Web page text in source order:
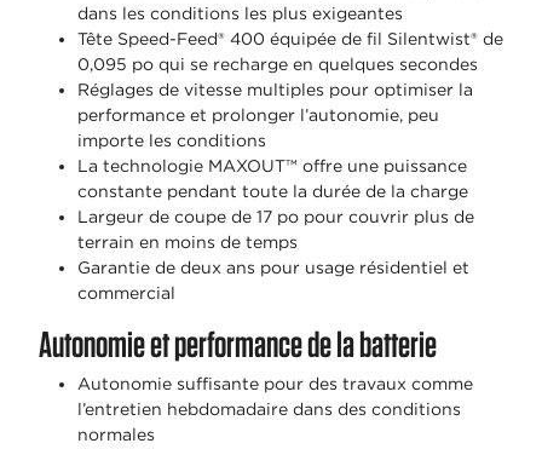
dans les conditions les plus exigeantes
Tête Speed-Feed® 400 équipée de fil Silentwist® de
0,095 po qui se recharge en quelques secondes
Réglages de vitesse multiples pour optimiser la
performance et prolonger l’autonomie, peu
importe les conditions
La technologie MAXOUT™ offre une puissance
constante pendant toute la durée de la charge
Largeur de coupe de 17 po pour couvrir plus de
terrain en moins de temps
Garantie de deux ans pour usage résidentiel et
commercial
Autonomie et performance de la batterie
Autonomie suffisante pour des travaux comme
l’entretien hebdomadaire dans des conditions
normales